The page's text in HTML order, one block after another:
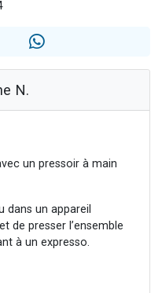
étudier en groupe sur Zoom
son Maasser
N.
un pressoir à main
dans un appareil
de presser l’ensemble
à un expresso.